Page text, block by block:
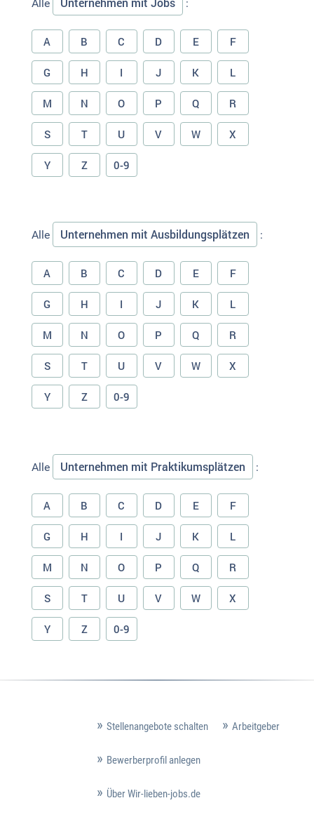
Alle :
A B C D E F
G H I J K L
M N O P Q R
S T U V W X
Y Z 0-9
Alle Unternehmen mit Ausbildungsplätzen :
A B C D E F
G H I J K L
M N O P Q R
S T U V W X
Y Z 0-9
Alle Unternehmen mit Praktikumsplätzen :
A B C D E F
G H I J K L
M N O P Q R
S T U V W X
Y Z 0-9
Stellenangebote schalten Arbeitgeber
Bewerberprofil anlegen
Über Wir-lieben-jobs.de